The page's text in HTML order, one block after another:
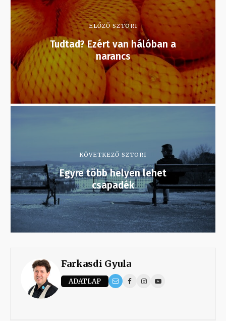
ELŐZŐ SZTORI
Tudtad? Ezért van hálóban a
narancs
KÖVETKEZŐ SZTORI
Egyre több helyen lehet
csapadék
Farkasdi Gyula
ADATLAP